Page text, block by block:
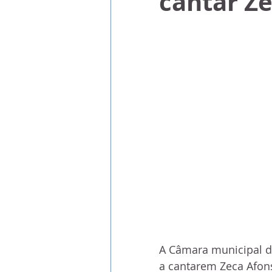
A Câmara municipal
a cantarem Zeca